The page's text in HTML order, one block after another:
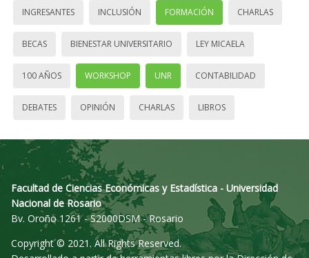
INGRESANTES INCLUSIÓN FORMACIÓN CHARLAS
BECAS BIENESTAR UNIVERSITARIO LEY MICAELA
100 AÑOS WORKSHOP UNR CONTABILIDAD
DEBATES OPINIÓN CHARLAS LIBROS
Facultad de Ciencias Económicas y Estadística - Universidad
Nacional de Rosario
Bv. Oroño 1261 - S2000DSM - Rosario
Copyright © 2021. All Rights Reserved.